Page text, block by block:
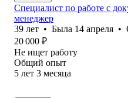
Cпециалист по работе с
менеджер
39 лет • Была 14 апреля •
20 000 ₽
Не ищет работу
Общий опыт
5 лет 3 месяца